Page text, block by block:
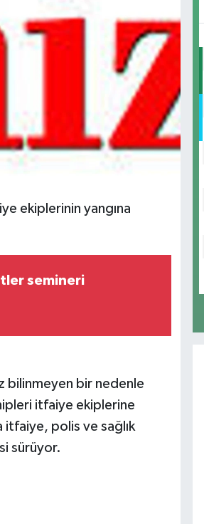
ekiplerinin yangına
semineri
bilinmeyen bir nedenle
itfaiye ekiplerine
itfaiye, polis ve sağlık
sürüyor.